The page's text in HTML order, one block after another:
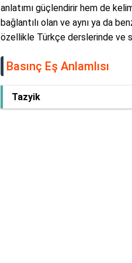
anlatımı güçlendirir hem de
bağlantılı olan ve aynı ya da
özellikle Türkçe derslerinde ve
Basınç Eş Anlamlısı
Tazyik